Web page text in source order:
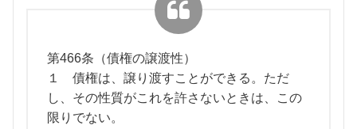
第466条（債権の譲渡性）
１ 債権は、譲り渡すことができる。ただ
し、その性質がこれを許さないときは、この
限りでない。